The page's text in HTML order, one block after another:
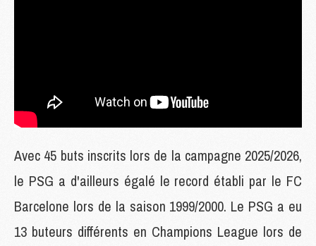
Avec 45 buts inscrits lors de la campagne 2025/2026,
le PSG a d'ailleurs égalé le record établi par le FC
Barcelone lors de la saison 1999/2000. Le PSG a eu
13 buteurs différents en Champions League lors de